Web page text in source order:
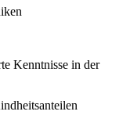
Kenntnisse in der